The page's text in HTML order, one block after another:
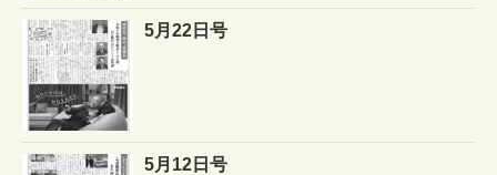
5月22日号
5月12日号